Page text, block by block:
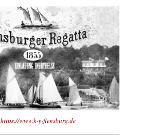
https://www.k-y-flensburg.de